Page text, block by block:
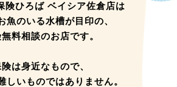
険ひろば ベイシア佐倉店は
魚のいる水槽が目印の、
料相談のお店です。
は身近なもので、
しいものではありません。